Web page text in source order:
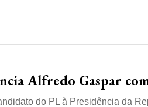
Alfredo Gaspar
do PL à Presidência da